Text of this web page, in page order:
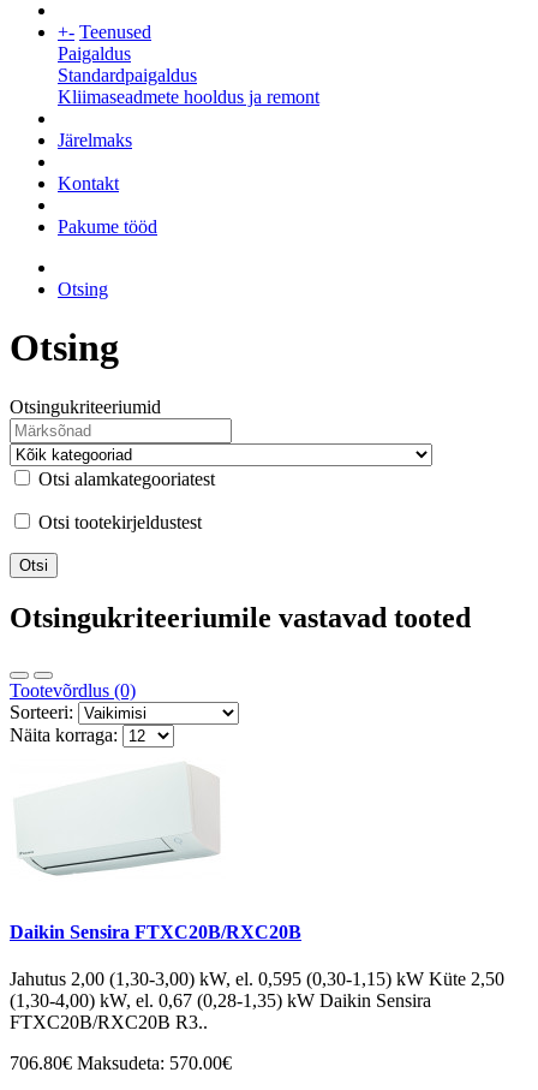
+- Teenused
Paigaldus
Standardpaigaldus
Kliimaseadmete hooldus ja remont
Järelmaks
Kontakt
Pakume tööd
Otsing
Otsing
Otsingukriteeriumid
Otsi alamkategooriatest
Otsi tootekirjeldustest
Otsingukriteeriumile vastavad tooted
Tootevõrdlus (0)
Sorteeri:
Näita korraga:
Daikin Sensira FTXC20B/RXC20B
Jahutus 2,00 (1,30-3,00) kW, el. 0,595 (0,30-1,15) kW Küte 2,50
(1,30-4,00) kW, el. 0,67 (0,28-1,35) kW Daikin Sensira
FTXC20B/RXC20B R3..
706.80€ Maksudeta: 570.00€